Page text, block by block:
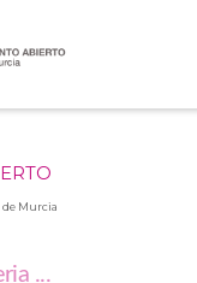
de Murcia